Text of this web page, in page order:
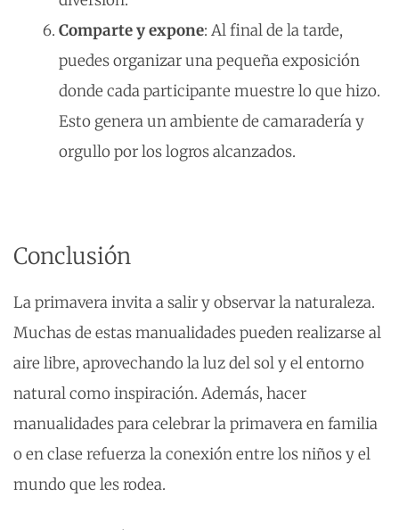
Comparte y expone: Al final de la tarde,
puedes organizar una pequeña exposición
donde cada participante muestre lo que hizo.
Esto genera un ambiente de camaradería y
orgullo por los logros alcanzados.
Conclusión
La primavera invita a salir y observar la naturaleza.
Muchas de estas manualidades pueden realizarse al
aire libre, aprovechando la luz del sol y el entorno
natural como inspiración. Además, hacer
manualidades para celebrar la primavera en familia
o en clase refuerza la conexión entre los niños y el
mundo que les rodea.